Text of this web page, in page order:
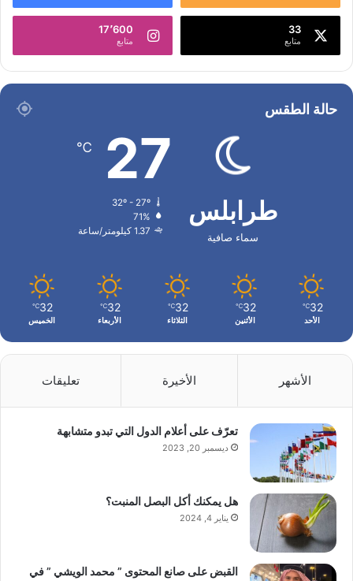
33
متابع
17٬600
متابع
حالة الطقس
طرابلس
سماء صافية
27
℃
32º - 27º
71%
1.37 كيلومتر/ساعة
32
℃
الأحد
32
℃
الأثنين
32
℃
الثلاثاء
32
℃
الأربعاء
32
℃
الخميس
الأشهر الأخيرة تعليقات
تعرّف على أعلام الدول التي تبدو متشابهة
ديسمبر 20, 2023
هل يمكنك أكل البصل المنبت؟
يناير 4, 2024
القبض على صانع المحتوى ” محمد الويشي ” في